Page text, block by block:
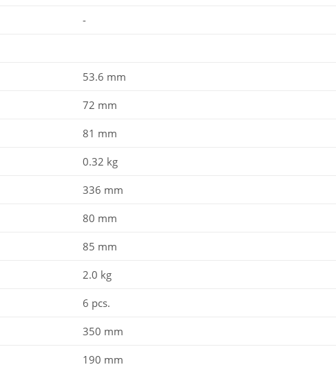
-
53.6 mm
72 mm
81 mm
0.32 kg
336 mm
80 mm
85 mm
2.0 kg
6 pcs.
350 mm
190 mm